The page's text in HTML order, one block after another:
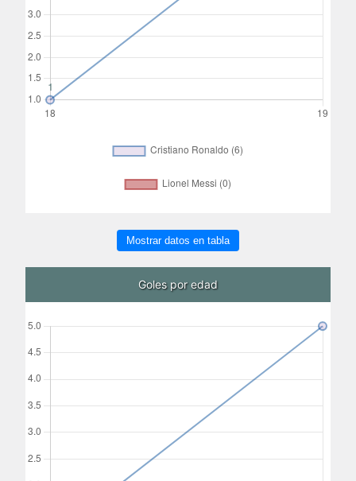
Mostrar datos en tabla
Goles por edad